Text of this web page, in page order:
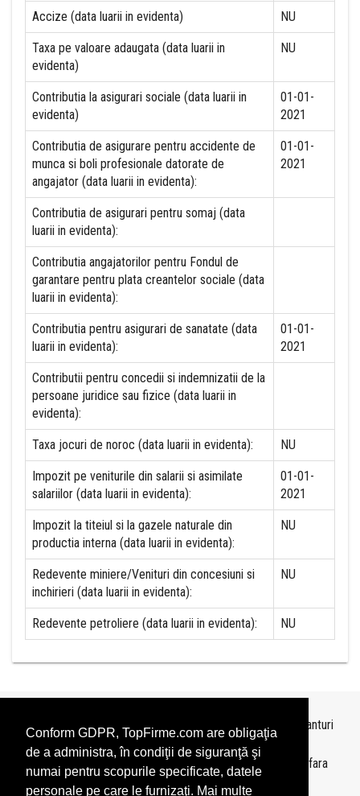
Conform GDPR, TopFirme.com are obligaţia
de a administra, în condiţii de siguranţă şi
numai pentru scopurile specificate, datele
personale pe care le furnizaţi. Mai multe
Accize (data luarii in evidenta) NU
Taxa pe valoare adaugata (data luarii in
evidenta)
NU
Contributia la asigurari sociale (data luarii in
evidenta)
01-01-
2021
Contributia de asigurare pentru accidente de
munca si boli profesionale datorate de
angajator (data luarii in evidenta):
01-01-
2021
Contributia de asigurari pentru somaj (data
luarii in evidenta):
Contributia angajatorilor pentru Fondul de
garantare pentru plata creantelor sociale (data
luarii in evidenta):
Contributia pentru asigurari de sanatate (data
luarii in evidenta):
01-01-
2021
Contributii pentru concedii si indemnizatii de la
persoane juridice sau fizice (data luarii in
evidenta):
Taxa jocuri de noroc (data luarii in evidenta): NU
Impozit pe veniturile din salarii si asimilate
salariilor (data luarii in evidenta):
01-01-
2021
Impozit la titeiul si la gazele naturale din
productia interna (data luarii in evidenta):
NU
Redevente miniere/Venituri din concesiuni si
inchirieri (data luarii in evidenta):
NU
Redevente petroliere (data luarii in evidenta): NU
Topurile sunt realizate deTopFirme
pe baza ultimelor bilanturi
depuse si au scop informativ.
Este interzisa folosirea topurilor fara acordul TopFirme si fara
precizarea sursei.